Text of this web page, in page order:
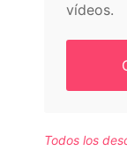
vídeos.
Todos los